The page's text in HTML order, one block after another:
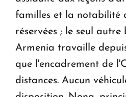
familles et la notabilité
réservées ; le seul
Armenia travaille
que l'encadrement de
distances. Aucun